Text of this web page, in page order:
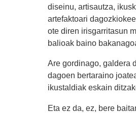
diseinu, artisautza,
artefaktoari
ote diren irisgarritasun
balioak baino
Are gordinago, galdera
dagoen bertaraino
ikustaldiak eskain
Eta ez da, ez, bere